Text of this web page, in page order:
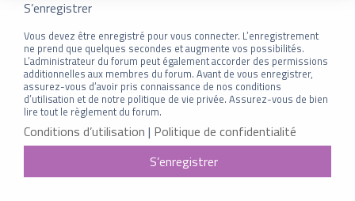
S’enregistrer
Vous devez être enregistré pour vous connecter. L’enregistrement
ne prend que quelques secondes et augmente vos possibilités.
L’administrateur du forum peut également accorder des permissions
additionnelles aux membres du forum. Avant de vous enregistrer,
assurez-vous d’avoir pris connaissance de nos conditions
d’utilisation et de notre politique de vie privée. Assurez-vous de bien
lire tout le règlement du forum.
Conditions d’utilisation | Politique de confidentialité
S’enregistrer